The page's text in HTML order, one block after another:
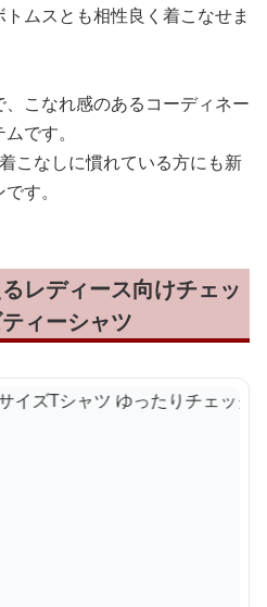
ムスとも相性良く着こなせま
こなれ感のあるコーディネー
です。
こなしに慣れている方にも新
す。
レディース向けチェッ
ィーシャツ